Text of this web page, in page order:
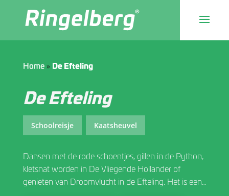
Home» De Efteling
De Efteling
Schoolreisje Kaatsheuvel
Dansen met de rode schoentjes, gillen in de Python,
kletsnat worden in De Vliegende Hollander of
genieten van Droomvlucht in de Efteling. Het is een